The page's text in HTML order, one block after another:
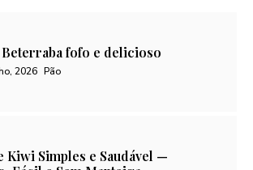
Beterraba fofo e delicioso
2026 Pão
Kiwi Simples e Saudável —